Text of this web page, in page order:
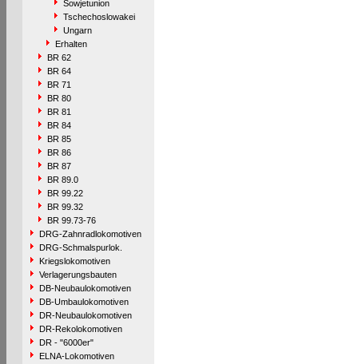
Sowjetunion
Tschechoslowakei
Ungarn
Erhalten
BR 62
BR 64
BR 71
BR 80
BR 81
BR 84
BR 85
BR 86
BR 87
BR 89.0
BR 99.22
BR 99.32
BR 99.73-76
DRG-Zahnradlokomotiven
DRG-Schmalspurlok.
Kriegslokomotiven
Verlagerungsbauten
DB-Neubaulokomotiven
DB-Umbaulokomotiven
DR-Neubaulokomotiven
DR-Rekolokomotiven
DR - "6000er"
ELNA-Lokomotiven